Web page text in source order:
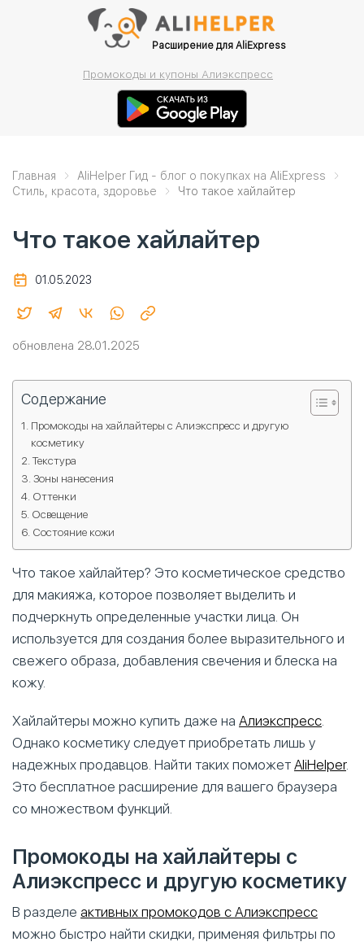
Расширение для AliExpress
Промокоды и купоны Алиэкспресс
Главная
AliHelper Гид - блог о покупках на AliExpress
Стиль, красота, здоровье
Что такое хайлайтер
Что такое хайлайтер
01.05.2023
обновлена 28.01.2025
Содержание
Промокоды на хайлайтеры с Алиэкспресс и другую
косметику
Текстура
Зоны нанесения
Оттенки
Освещение
Состояние кожи
Что такое хайлайтер? Это косметическое средство
для макияжа, которое позволяет выделить и
подчеркнуть определенные участки лица. Он
используется для создания более выразительного и
свежего образа, добавления свечения и блеска на
кожу.
Хайлайтеры можно купить даже на Алиэкспресс.
Однако косметику следует приобретать лишь у
надежных продавцов. Найти таких поможет AliHelper.
Это бесплатное расширение для вашего браузера
со множеством функций.
Промокоды на хайлайтеры с
Алиэкспресс и другую косметику
В разделе активных промокодов с Алиэкспресс
можно быстро найти скидки, применяя фильтры по